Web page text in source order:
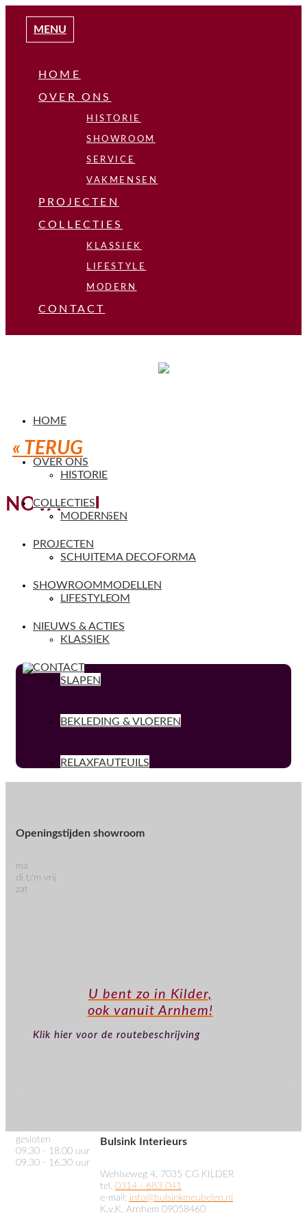
MENU
HOME
OVER ONS
HISTORIE
SHOWROOM
SERVICE
VAKMENSEN
PROJECTEN
COLLECTIES
KLASSIEK
LIFESTYLE
MODERN
CONTACT
HOME
OVER ONS
HISTORIE
VAKMENSEN
SERVICE
SHOWROOM
COLLECTIES
MODERN
SCHUITEMA DECOFORMA
LIFESTYLE
KLASSIEK
SLAPEN
BEKLEDING & VLOEREN
RELAXFAUTEUILS
PROJECTEN
SHOWROOMMODELLEN
NIEUWS & ACTIES
CONTACT
« TERUG
NOVASTYL
U bent zo in Kilder,
ook vanuit Arnhem!
Klik hier voor de routebeschrijving
Openingstijden showroom
ma
di t/m vrij
zat
gesloten
09.30 - 18.00 uur
09.30 - 16.30 uur
Bulsink Interieurs
Wehlseweg 4, 7035 CG KILDER
tel. 0314 - 683 041
e-mail: info@bulsinkmeubelen.nl
K.v.K. Arnhem 09058460